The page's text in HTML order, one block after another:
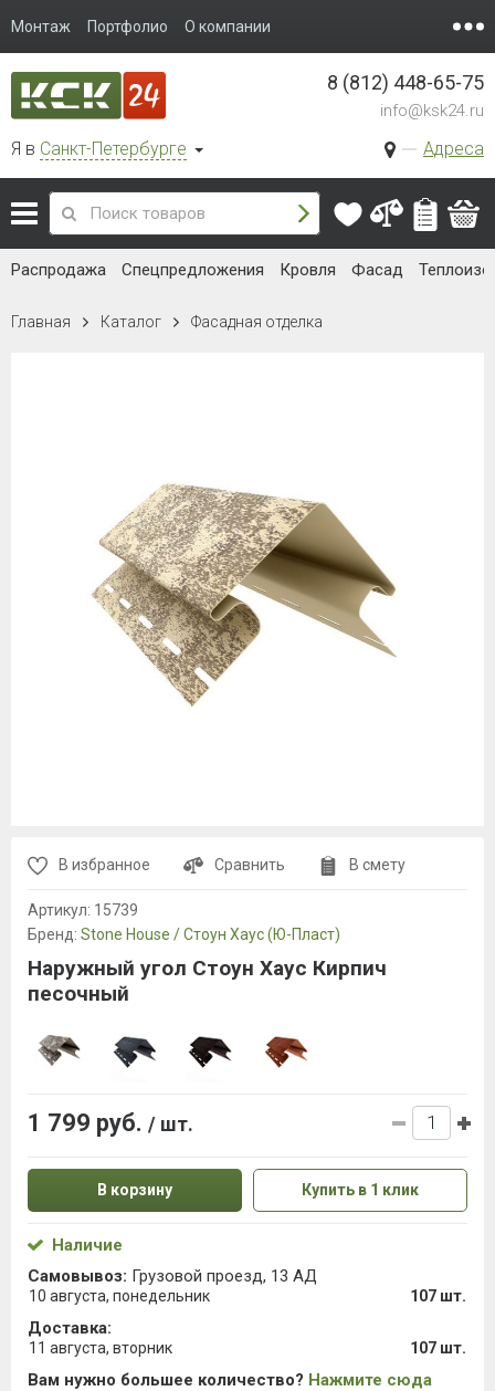
Монтаж Портфолио О компании
Я в Санкт-Петербурге Адреса
8 (812) 448-65-75
info@ksk24.ru
Распродажа Спецпредложения Кровля Фасад
Главная Каталог Фасадная отделка
В избранное Сравнить В смету
Артикул: 15739
Бренд: Stone House / Стоун Хаус (Ю-Пласт)
Наружный угол Стоун Хаус Кирпич
песочный
1 799 руб. / шт.
В корзину Купить в 1 клик
Наличие
Самовывоз: Грузовой проезд, 13 АД
10 августа, понедельник 107 шт.
Доставка:
11 августа, вторник 107 шт.
Вам нужно большее количество? Нажмите сюда